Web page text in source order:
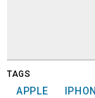
TAGS
APPLE